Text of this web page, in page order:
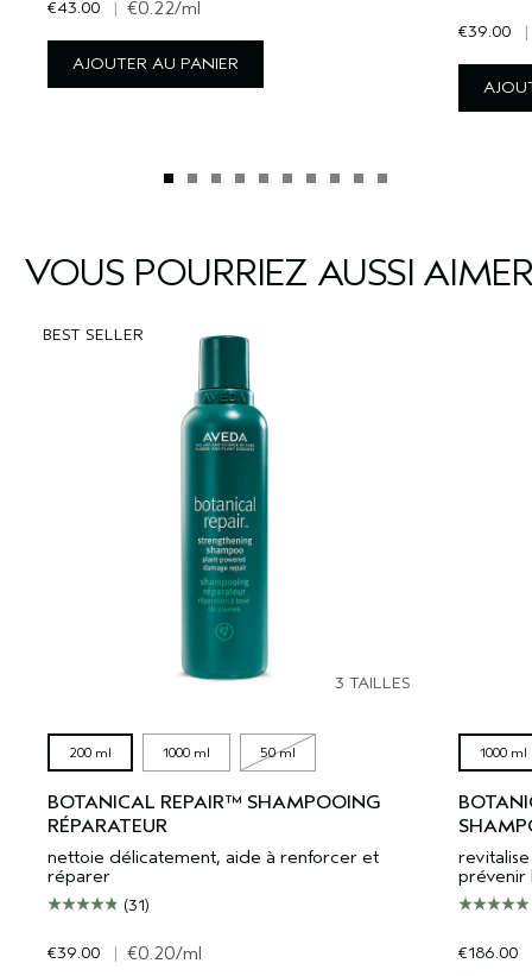
€43.00 | €0.22/ml
AJOUTER AU PANIER
€39.00 |
VOUS POURRIEZ AUSSI AIMER
BEST SELLER
3 TAILLES
200 ml 1000 ml 50 ml
BOTANICAL REPAIR™ SHAMPOOING
RÉPARATEUR
nettoie délicatement, aide à renforcer et
réparer
(31)
€39.00 | €0.20/ml
1000 ml
prévenir
€186.00